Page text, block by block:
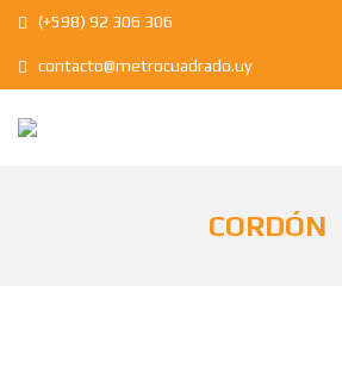
(+598) 92 306 306
contacto@metrocuadrado.uy
CORDÓN